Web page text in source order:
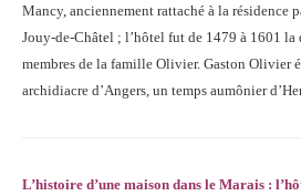
Mancy, anciennement rattaché à la résidence
Jouy-de-Châtel ; l’hôtel fut de 1479 à 1601 la
membres de la famille Olivier. Gaston Olivier
archidiacre d’Angers, un temps aumônier
L’histoire d’une maison dans le Marais :